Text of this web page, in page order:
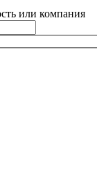
или компания